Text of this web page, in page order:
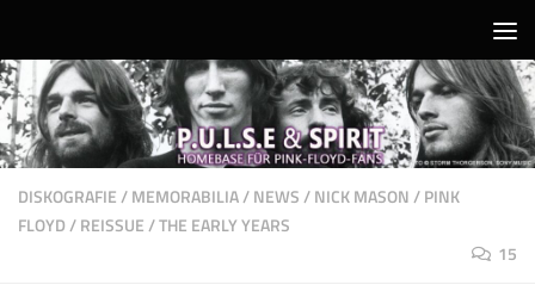
DISKOGRAFIE/MEMORABILIA/NEWS/NICK MASON/PINK
FLOYD/REISSUE/THE EARLY YEARS
15